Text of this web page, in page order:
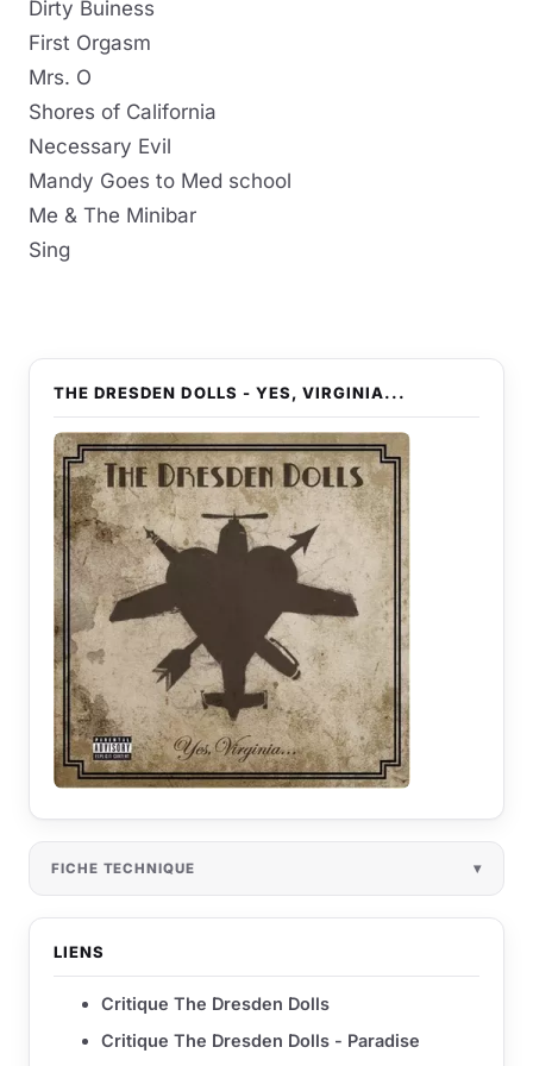
Dirty Buiness
First Orgasm
Mrs. O
Shores of California
Necessary Evil
Mandy Goes to Med school
Me & The Minibar
Sing
THE DRESDEN DOLLS - YES, VIRGINIA...
FICHE TECHNIQUE
LIENS
Critique The Dresden Dolls
Critique The Dresden Dolls - Paradise